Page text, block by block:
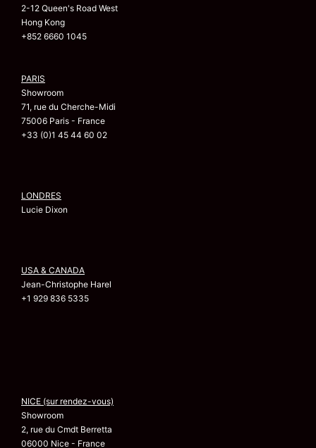
2-12 Queen's Road West
Hong Kong
+852 6660 1045
PARIS
Showroom
71, rue du Cherche-Midi
75006 Paris - France
+33 (0)1 45 44 60 02
LONDRES
Lucie Dixon
USA & CANADA
Jean-Christophe Harel
+1 929 836 5335
NICE (sur rendez-vous)
Showroom
2, rue du Cmdt Berretta
06000 Nice - France